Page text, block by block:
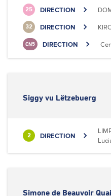
25 DIRECTION
32 DIRECTION
CN5 DIRECTION
Siggy vu Lëtzebuerg
2 DIRECTION
Simone de Beauvoir